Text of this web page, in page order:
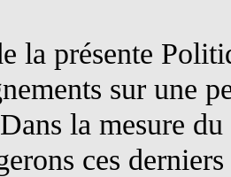
la présente
sur une
la mesure
ces